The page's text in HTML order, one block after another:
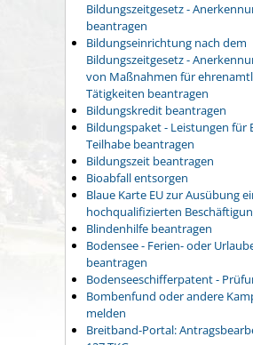
Bildungszeitgesetz -
beantragen
Bildungseinrichtung nach dem
Bildungszeitgesetz -
von Maßnahmen für
Tätigkeiten beantragen
Bildungskredit beantragen
Bildungspaket - Leistungen für
Teilhabe beantragen
Bildungszeit beantragen
Bioabfall entsorgen
Blaue Karte EU zur Ausübung
hochqualifizierten
Blindenhilfe beantragen
Bodensee - Ferien- oder
beantragen
Bodenseeschifferpatent -
Bombenfund oder andere
melden
Breitband-Portal: